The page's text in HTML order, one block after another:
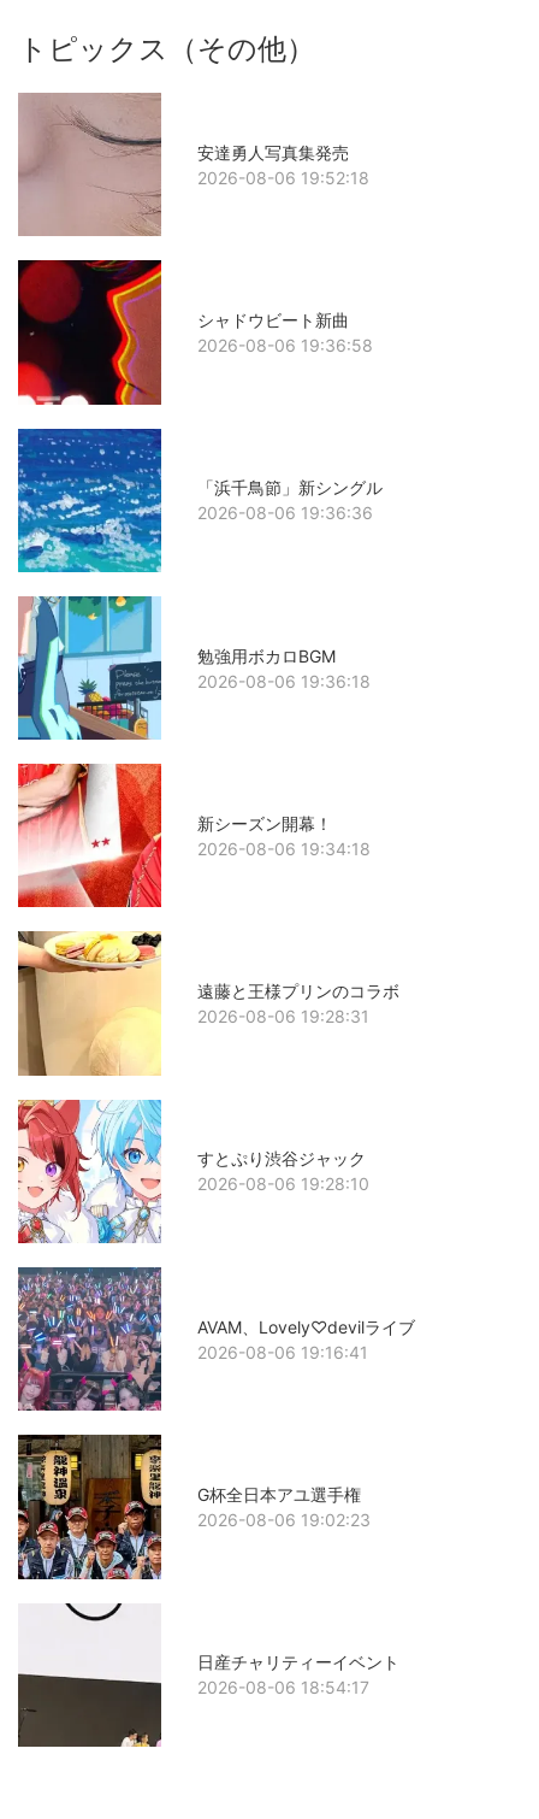
トピックス（その他）
安達勇人写真集発売
2026-08-06 19:52:18
シャドウビート新曲
2026-08-06 19:36:58
「浜千鳥節」新シングル
2026-08-06 19:36:36
勉強用ボカロBGM
2026-08-06 19:36:18
新シーズン開幕！
2026-08-06 19:34:18
遠藤と王様プリンのコラボ
2026-08-06 19:28:31
すとぷり渋谷ジャック
2026-08-06 19:28:10
AVAM、Lovely♡devilライブ
2026-08-06 19:16:41
G杯全日本アユ選手権
2026-08-06 19:02:23
日産チャリティーイベント
2026-08-06 18:54:17